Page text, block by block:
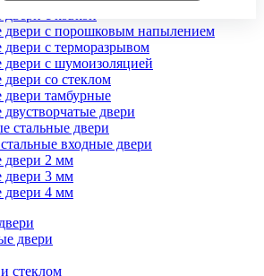
двери с порошковым напылением
двери с терморазрывом
двери с шумоизоляцией
со стеклом
двери тамбурные
двери
стальные двери
входные двери
двери 2 мм
двери 3 мм
двери 4 мм
двери
стеклом
аналитики (например,
соответствии с нашей
данных.
чтобы ваши данные обрабатывались,
в браузере или покиньте сайт.